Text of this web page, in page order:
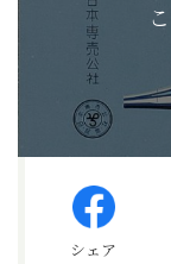
シェア